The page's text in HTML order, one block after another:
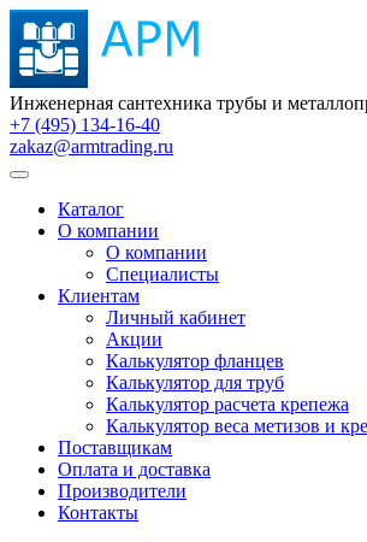
Инженерная сантехника трубы и
+7 (495) 134-16-40
zakaz@armtrading.ru
Каталог
О компании
О компании
Специалисты
Клиентам
Личный кабинет
Акции
Калькулятор фланцев
Калькулятор для труб
Калькулятор расчета крепежа
Калькулятор веса метизов и
Поставщикам
Оплата и доставка
Производители
Контакты